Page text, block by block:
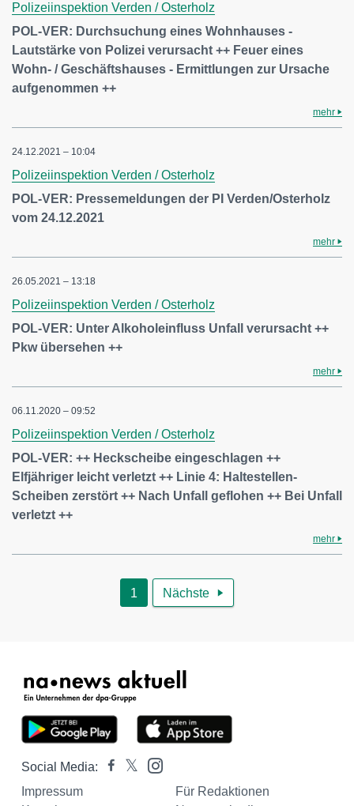
Polizeiinspektion Verden / Osterholz
POL-VER: Durchsuchung eines Wohnhauses -
Lautstärke von Polizei verursacht ++ Feuer eines
Wohn- / Geschäftshauses - Ermittlungen zur Ursache
aufgenommen ++
mehr
24.12.2021 – 10:04
Polizeiinspektion Verden / Osterholz
POL-VER: Pressemeldungen der PI Verden/Osterholz
vom 24.12.2021
mehr
26.05.2021 – 13:18
Polizeiinspektion Verden / Osterholz
POL-VER: Unter Alkoholeinfluss Unfall verursacht ++
Pkw übersehen ++
mehr
06.11.2020 – 09:52
Polizeiinspektion Verden / Osterholz
POL-VER: ++ Heckscheibe eingeschlagen ++
Elfjähriger leicht verletzt ++ Linie 4: Haltestellen-
Scheiben zerstört ++ Nach Unfall geflohen ++ Bei Unfall
verletzt ++
mehr
1 Nächste 
Social Media:
Impressum
Für Redaktionen